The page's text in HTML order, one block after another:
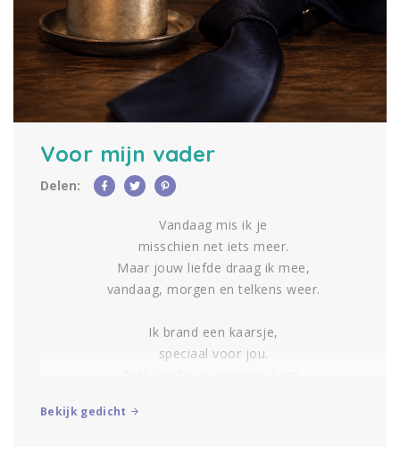
Voor mijn vader
Delen:
Vandaag mis ik je
misschien net iets meer.
Maar jouw liefde draag ik mee,
vandaag, morgen en telkens weer.
Ik brand een kaarsje,
speciaal voor jou.
Bekijk gedicht